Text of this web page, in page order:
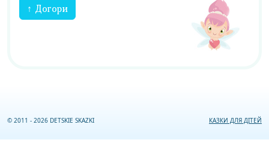
↑ Догори
© 2011 - 2026 DETSKIE SKAZKI КАЗКИ ДЛЯ ДІТЕЙ